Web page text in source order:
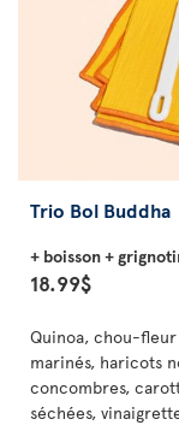
Trio Bol Buddha
+ boisson +
18.99$
Quinoa, chou-
marinés, haricots
concombres,
séchées,